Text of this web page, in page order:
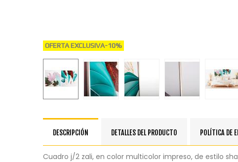
OFERTA EXCLUSIVA-10%
DESCRIPCIÓN DETALLES DEL PRODUCTO POLÍTICA DE
Cuadro j/2 zali, en color multicolor impreso, de estilo